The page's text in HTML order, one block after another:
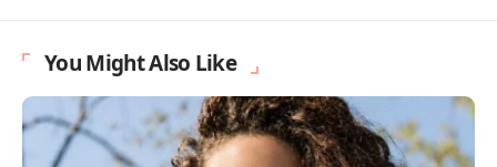
You Might Also Like